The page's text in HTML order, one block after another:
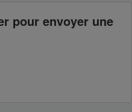
pour envoyer une